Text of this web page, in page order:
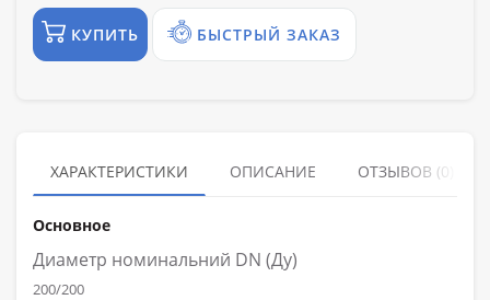
КУПИТЬ БЫСТРЫЙ ЗАКАЗ
ХАРАКТЕРИСТИКИ ОПИСАНИЕ ОТЗЫВОВ (0)
Основное
Диаметр номинальний DN (Ду)
200/200